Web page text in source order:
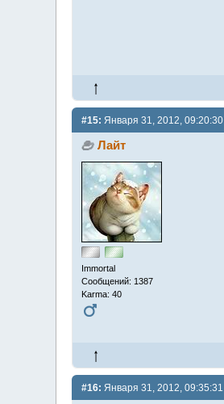
#15: Января 31, 2012, 09:20:30
Лайт
Immortal
Сообщений: 1387
Karma: 40
#16: Января 31, 2012, 09:35:31